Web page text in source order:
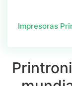
Impresoras